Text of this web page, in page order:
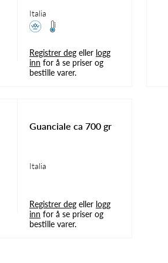
Italia
Registrer deg eller logg
inn for å se priser og
bestille varer.
Guanciale ca 700 gr
Italia
Registrer deg eller logg
inn for å se priser og
bestille varer.